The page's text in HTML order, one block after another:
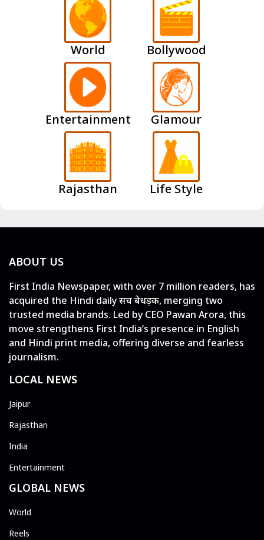
World Bollywood
Entertainment Glamour
Rajasthan Life Style
ABOUT US
First India Newspaper, with over 7 million readers, has
acquired the Hindi daily सच बेधड़क, merging two
trusted media brands. Led by CEO Pawan Arora, this
move strengthens First India’s presence in English
and Hindi print media, offering diverse and fearless
journalism.
LOCAL NEWS
Jaipur
Rajasthan
India
Entertainment
GLOBAL NEWS
World
Reels